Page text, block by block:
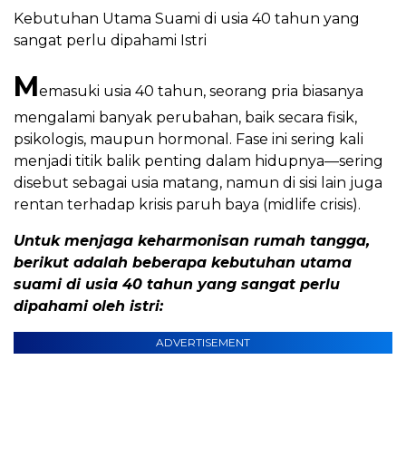
Kebutuhan Utama Suami di usia 40 tahun yang
sangat perlu dipahami Istri
Memasuki usia 40 tahun, seorang pria biasanya
mengalami banyak perubahan, baik secara fisik,
psikologis, maupun hormonal. Fase ini sering kali
menjadi titik balik penting dalam hidupnya—sering
disebut sebagai usia matang, namun di sisi lain juga
rentan terhadap krisis paruh baya (midlife crisis).
​Untuk menjaga keharmonisan rumah tangga,
berikut adalah beberapa kebutuhan utama
suami di usia 40 tahun yang sangat perlu
dipahami oleh istri:
ADVERTISEMENT